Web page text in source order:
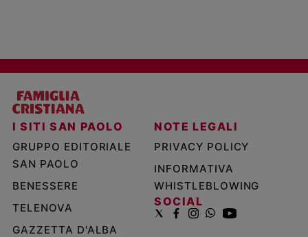
I SITI SAN PAOLO
GRUPPO EDITORIALE
SAN PAOLO
BENESSERE
TELENOVA
GAZZETTA D'ALBA
NOTE LEGALI
PRIVACY POLICY
INFORMATIVA
WHISTLEBLOWING
SOCIAL